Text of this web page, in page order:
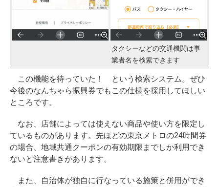
タクシーなどの交通機関は事
業者名を検索できます
この機能を待っていた！ という検索システム。ぜひ
今後のなんちゃら振興券でもこの仕様を採用してほしい
ところです。
なお、店舗によっては使えない商品や使い方を限定し
ているものがあります。先ほどの東京メトロの24時間券
の場合、地域共通クーポンの有効期限までしか利用でき
ないと注意書きがあります。
また、自治体が独自に行なっている施策と併用ができ